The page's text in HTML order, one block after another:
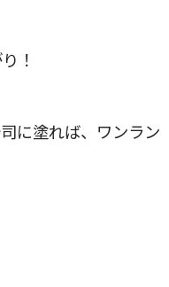
！
に塗れば、ワンラン